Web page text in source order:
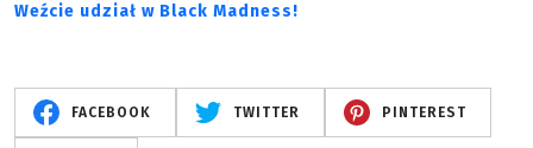
Weźcie udział w Black Madness!
FACEBOOK TWITTER PINTEREST